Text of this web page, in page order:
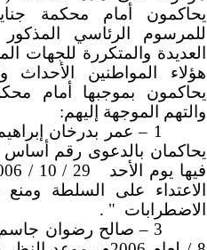
يحاكمون أمام محكمة
للمرسوم الرئاسي
العديدة والمتكررة للجهات
هؤلاء المواطنين
يحاكمون بموجبها أمام
والتهم الموجهة إليهم:
فيها يوم الأحد
29 / 10 / 2006م، والتهمة الموجهة إليهما
الاعتداء على السلطة
الاضطرابات " .
3 – صالح رضوان